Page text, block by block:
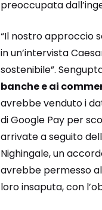
preoccupata
“Il nostro approccio
in un’intervista
sostenibile”.
banche e ai
avrebbe venduto i
di Google Pay per
arrivate a seguito
Nighingale, un
avrebbe permesso
loro insaputa, con